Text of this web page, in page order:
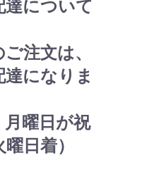
について
注文は、
になりま
曜日が祝
日着）